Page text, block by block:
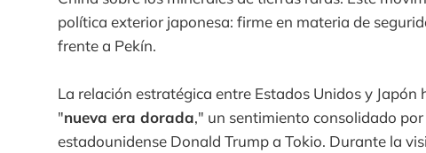
política exterior japonesa: firme en materia de
frente a Pekín.
La relación estratégica entre Estados Unidos y
"nueva era dorada," un sentimiento consolidado
estadounidense Donald Trump a Tokio. Durante la